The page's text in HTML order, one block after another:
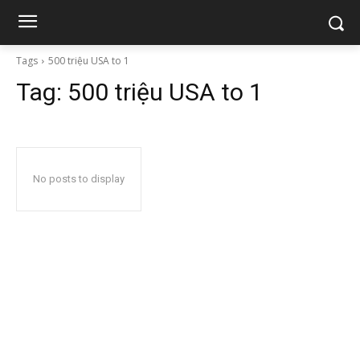
Tags 500 triệu USA to 1
Tag: 500 triệu USA to 1
No posts to display